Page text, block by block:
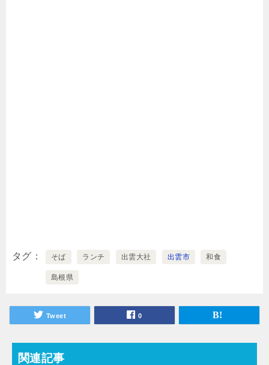
タグ そば ランチ 出雲大社 出雲市 和食
島根県
Tweet 0
関連記事